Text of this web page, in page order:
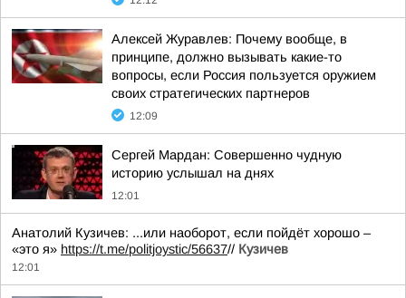
Алексей Журавлев: Почему вообще, в
принципе, должно вызывать какие-то
вопросы, если Россия пользуется оружием
своих стратегических партнеров
12:09
Сергей Мардан: Совершенно чудную
историю услышал на днях
12:01
Анатолий Кузичев: ...или наоборот, если пойдёт хорошо –
«это я» https://t.me/politjoystic/56637// Кузичев
12:01